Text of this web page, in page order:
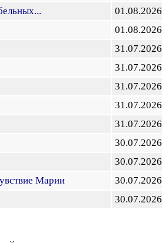
01.08.2026
01.08.2026
31.07.2026
31.07.2026
31.07.2026
31.07.2026
31.07.2026
30.07.2026
30.07.2026
Марии 30.07.2026
30.07.2026